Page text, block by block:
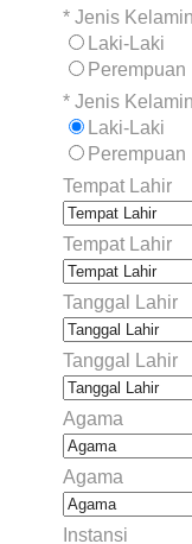
* Jenis Kelamin
Laki-Laki
Perempuan
* Jenis Kelamin
Laki-Laki
Perempuan
Tempat Lahir
Tempat Lahir
Tanggal Lahir
Tanggal Lahir
Agama
Agama
Instansi